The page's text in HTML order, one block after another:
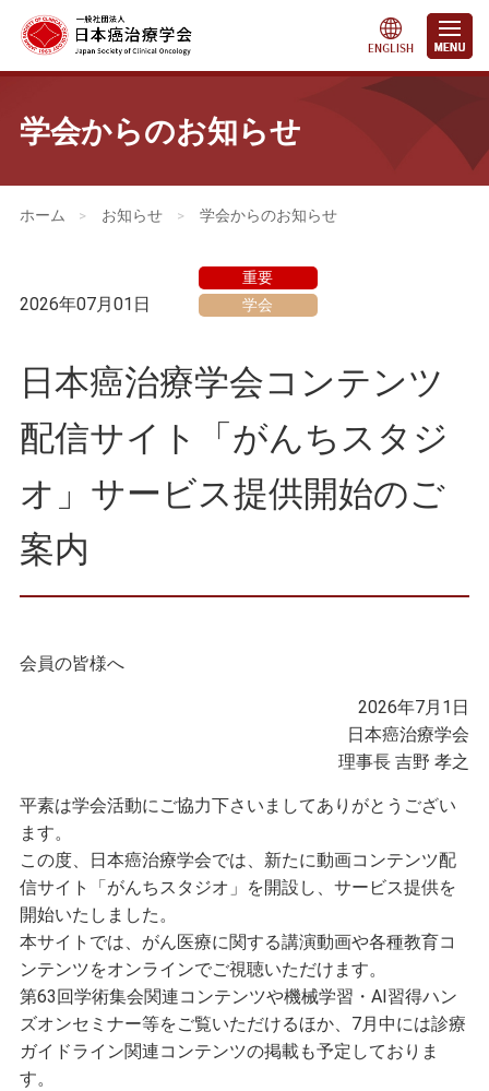
学会からのお知らせ
会員・医療関係の皆さまへ
> お知らせ > 学会からのお知らせ
2026年07月01日
重要
学会
日本癌治療学会コンテンツ
配信サイト「がんちスタジ
オ」サービス提供開始のご
案内
会員の皆様へ
2026年7月1日
日本癌治療学会
理事長 吉野 孝之
平素は学会活動にご協力下さいましてありがとうござい
ます。
この度、日本癌治療学会では、新たに動画コンテンツ配
信サイト「がんちスタジオ」を開設し、サービス提供を
開始いたしました。
本サイトでは、がん医療に関する講演動画や各種教育コ
ンテンツをオンラインでご視聴いただけます。
第63回学術集会関連コンテンツや機械学習・AI習得ハン
ズオンセミナー等をご覧いただけるほか、7月中には診療
ガイドライン関連コンテンツの掲載も予定しておりま
す。